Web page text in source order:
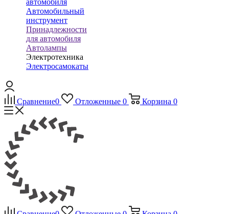
Автомобильный
инструмент
Принадлежности
для автомобиля
Автолампы
Электротехника
Электросамокаты
Сравнение0 Отложенные 0 Корзина 0